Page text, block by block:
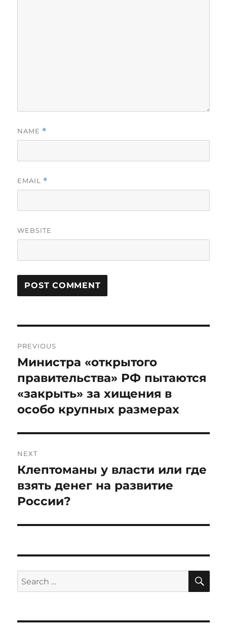
NAME *
EMAIL *
WEBSITE
navigation
PREVIOUS
Previous
post:
Министра «открытого
правительства» РФ пытаются
«закрыть» за хищения в
особо крупных размерах
NEXT
Next
post:
Клептоманы у власти или где
взять денег на развитие
России?
Search
for: